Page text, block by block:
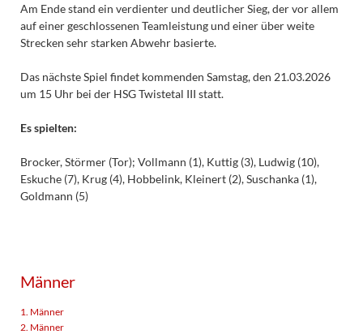
Am Ende stand ein verdienter und deutlicher Sieg, der vor allem
auf einer geschlossenen Teamleistung und einer über weite
Strecken sehr starken Abwehr basierte.
Das nächste Spiel findet kommenden Samstag, den 21.03.2026
um 15 Uhr bei der HSG Twistetal III statt.
Es spielten:
Brocker, Störmer (Tor); Vollmann (1), Kuttig (3), Ludwig (10),
Eskuche (7), Krug (4), Hobbelink, Kleinert (2), Suschanka (1),
Goldmann (5)
Männer
1. Männer
2. Männer